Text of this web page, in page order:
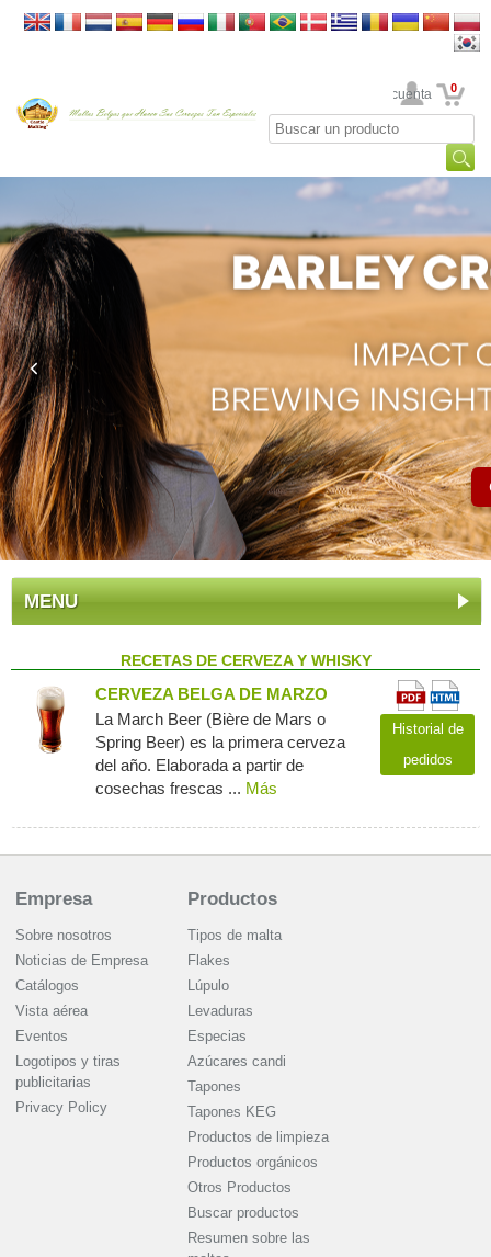
Su cuenta 0
MENU
RECETAS DE CERVEZA Y WHISKY
CERVEZA BELGA DE MARZO
La March Beer (Bière de Mars o
Spring Beer) es la primera cerveza
del año. Elaborada a partir de
cosechas frescas ... Más
Historial de
pedidos
Empresa
Sobre nosotros
Noticias de Empresa
Catálogos
Vista aérea
Eventos
Logotipos y tiras
publicitarias
Privacy Policy
Productos
Tipos de malta
Flakes
Lúpulo
Levaduras
Especias
Azúcares candi
Tapones
Tapones KEG
Productos de limpieza
Productos orgánicos
Otros Productos
Buscar productos
Resumen sobre las